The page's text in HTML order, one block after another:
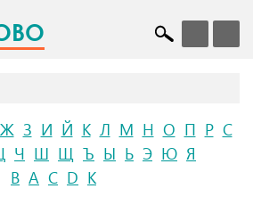
Ж З И Й К Л М Н О П Р С
Ч Ш Щ Ъ Ы Ь Э Ю Я
B A C D K